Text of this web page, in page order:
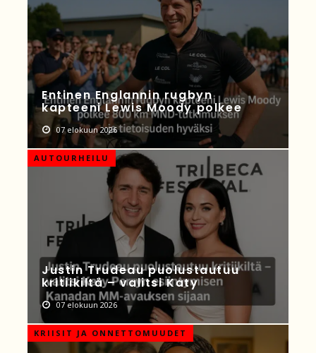
Entinen Englannin rugbyn
kapteeni Lewis Moody polkee
07 elokuun 2026
AUTOURHEILU
Justin Trudeau puolustautuu
kritiikiltä – valitsi Katy
07 elokuun 2026
KRIISIT JA ONNETTOMUUDET